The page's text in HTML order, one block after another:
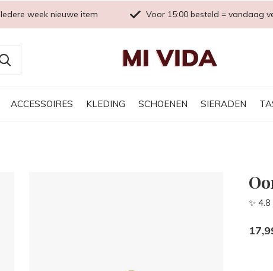
ACCESSOIRES KLEDING SCHOENEN SIERADEN
Iedere week nieuwe item Voor 15:00 besteld = vandaag
✨